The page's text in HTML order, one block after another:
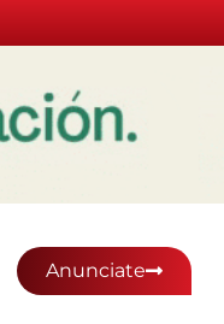
Anunciate